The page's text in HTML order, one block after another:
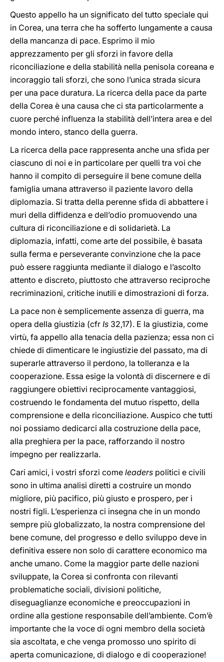
Questo appello ha un significato del tutto speciale qui
in Corea, una terra che ha sofferto lungamente a causa
della mancanza di pace. Esprimo il mio
apprezzamento per gli sforzi in favore della
riconciliazione e della stabilità nella penisola coreana e
incoraggio tali sforzi, che sono l’unica strada sicura
per una pace duratura. La ricerca della pace da parte
della Corea è una causa che ci sta particolarmente a
cuore perché influenza la stabilità dell’intera area e del
mondo intero, stanco della guerra.
La ricerca della pace rappresenta anche una sfida per
ciascuno di noi e in particolare per quelli tra voi che
hanno il compito di perseguire il bene comune della
famiglia umana attraverso il paziente lavoro della
diplomazia. Si tratta della perenne sfida di abbattere i
muri della diffidenza e dell’odio promuovendo una
cultura di riconciliazione e di solidarietà. La
diplomazia, infatti, come arte del possibile, è basata
sulla ferma e perseverante convinzione che la pace
può essere raggiunta mediante il dialogo e l’ascolto
attento e discreto, piuttosto che attraverso reciproche
recriminazioni, critiche inutili e dimostrazioni di forza.
La pace non è semplicemente assenza di guerra, ma
opera della giustizia (cfr Is 32,17). E la giustizia, come
virtù, fa appello alla tenacia della pazienza; essa non ci
chiede di dimenticare le ingiustizie del passato, ma di
superarle attraverso il perdono, la tolleranza e la
cooperazione. Essa esige la volontà di discernere e di
raggiungere obiettivi reciprocamente vantaggiosi,
costruendo le fondamenta del mutuo rispetto, della
comprensione e della riconciliazione. Auspico che tutti
noi possiamo dedicarci alla costruzione della pace,
alla preghiera per la pace, rafforzando il nostro
impegno per realizzarla.
Cari amici, i vostri sforzi come leaders politici e civili
sono in ultima analisi diretti a costruire un mondo
migliore, più pacifico, più giusto e prospero, per i
nostri figli. L’esperienza ci insegna che in un mondo
sempre più globalizzato, la nostra comprensione del
bene comune, del progresso e dello sviluppo deve in
definitiva essere non solo di carattere economico ma
anche umano. Come la maggior parte delle nazioni
sviluppate, la Corea si confronta con rilevanti
problematiche sociali, divisioni politiche,
diseguaglianze economiche e preoccupazioni in
ordine alla gestione responsabile dell’ambiente. Com’è
importante che la voce di ogni membro della società
sia ascoltata, e che venga promosso uno spirito di
aperta comunicazione, di dialogo e di cooperazione!